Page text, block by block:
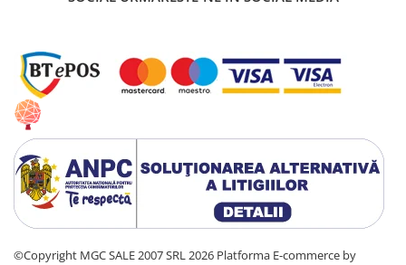
Chei combinate
Chei combinate cu clichet
Ciocane cauciucate
Ciocane cu maner din lemn
Ciocane dulgherie
Clesti papagali si suedezi
Clesti popnituri
Cuttere si lame pentru cutter
©Copyright MGC SALE 2007 SRL 2026 Platforma E-commerce by